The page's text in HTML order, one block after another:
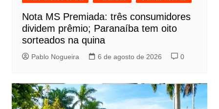
Nota MS Premiada: três consumidores
dividem prêmio; Paranaíba tem oito
sorteados na quina
Pablo Nogueira 6 de agosto de 2026 0